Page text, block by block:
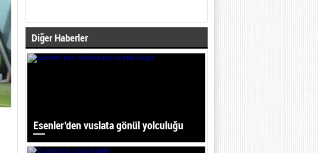
Diğer Haberler
Esenler’den vuslata gönül yolculuğu